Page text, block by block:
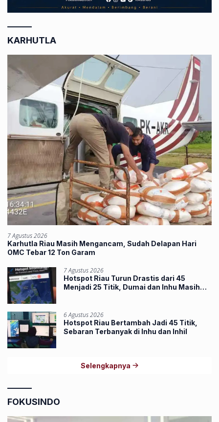
KARHUTLA
7 Agustus 2026
Karhutla Riau Masih Mengancam, Sudah Delapan Hari
OMC Tebar 12 Ton Garam
7 Agustus 2026
Hotspot Riau Turun Drastis dari 45
Menjadi 25 Titik, Dumai dan Inhu Masih
6 Agustus 2026
Hotspot Riau Bertambah Jadi 45 Titik,
Sebaran Terbanyak di Inhu dan Inhil
Selengkapnya
FOKUSINDO